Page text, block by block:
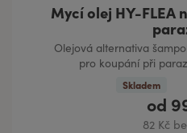
Mycí olej HY-FLEA
Olejová alternativa
pro koupání při
Skladem
od
82 Kč